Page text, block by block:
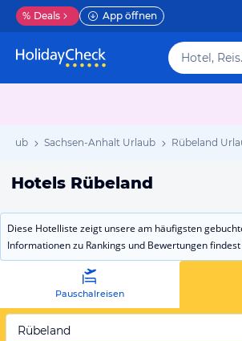
% Deals App öffnen
Sachsen-Anhalt Urlaub Rübeland
Hotels Rübeland
Diese Hotelliste zeigt unsere am häufigsten
Informationen zu Rankings und Bewertungen
Pauschalreisen
Rübeland